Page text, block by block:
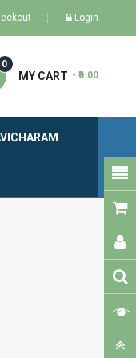
Login
MY CART
0
- ₹0.00